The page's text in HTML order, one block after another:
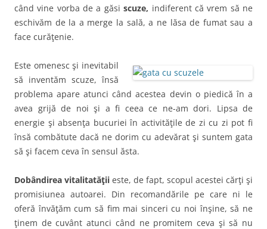
când vine vorba de a găsiscuze, indiferent că vrem să ne
eschivăm de la a merge la sală, a ne lăsa de fumat sau a
face curăţenie.
Este omenesc şi inevitabil
să inventăm scuze, însă
problema apare atunci când acestea devin o piedică în a
avea grijă de noi şi a fi ceea ce ne-am dori. Lipsa de
energie şi absenţa bucuriei în activităţile de zi cu zi pot fi
însă combătute dacă ne dorim cu adevărat şi suntem gata
să şi facem ceva în sensul ăsta.
Dobândirea vitalitatăţii este, de fapt, scopul acestei cărţi şi
promisiunea autoarei. Din recomandările pe care ni le
oferă învăţăm cum să fim mai sinceri cu noi înşine, să ne
ţinem de cuvânt atunci când ne promitem ceva şi să nu